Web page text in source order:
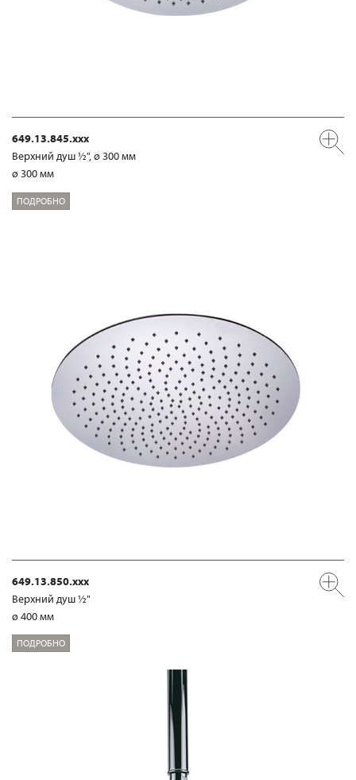
649.13.845.xxx
Верхний душ ½", ø 300 мм
ø 300 мм
ПОДРОБНО
649.13.850.xxx
Верхний душ ½"
ø 400 мм
ПОДРОБНО